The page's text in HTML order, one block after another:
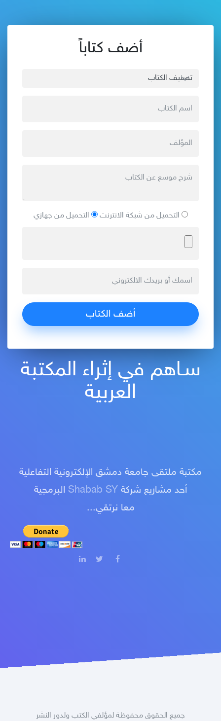
أضف كتاباً
التحميل من شبكة الانترنت التحميل من جهازي
سـاهم في إثراء المكتبة
العربية
مكتبة ملتقى جامعة دمشق الإلكترونية التفاعلية
أحد مشاريع شركة Shabab SY البرمجية
معا نرتقي...
جميع الحقوق محفوظة لمؤلفي الكتب ولدور النشر